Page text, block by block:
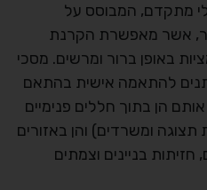
מתקדם, המבוסס על
אור, אשר מאפשרת הקרנת
באופן ברור ומרשים. מסכי
להתאמה אישית בהתאם
הן בתוך חללים פנימיים
תצוגה ומשרדים) והן באזורים
חזיתות בניינים וצמתים